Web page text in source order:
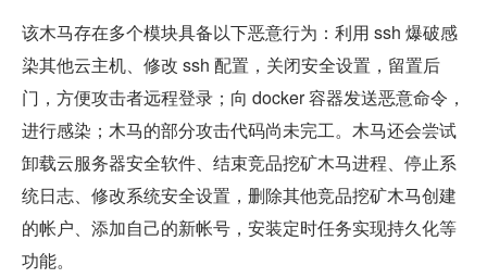
该木马存在多个模块具备以下恶意行为：利用 ssh 爆破感
染其他云主机、修改 ssh 配置，关闭安全设置，留置后
门，方便攻击者远程登录；向 docker 容器发送恶意命令，
进行感染；木马的部分攻击代码尚未完工。木马还会尝试
卸载云服务器安全软件、结束竞品挖矿木马进程、停止系
统日志、修改系统安全设置，删除其他竞品挖矿木马创建
的帐户、添加自己的新帐号，安装定时任务实现持久化等
功能。